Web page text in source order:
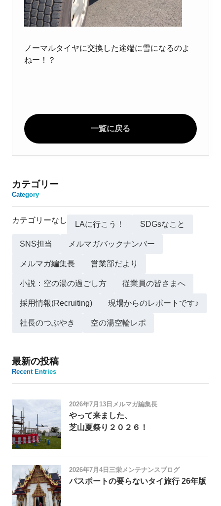
ノーマルタイヤに交換した途端に雪になるのよ
ねー！？
一覧に戻る
カテゴリー
Category
カテゴリーなし LAに行こう！ SDGsなこと
SNS担当 メルマガバックナンバー
メルマガ編集長 営業部だより
小説：空の湯の過ごし方 従業員の皆さまへ
採用情報(Recruiting) 現場からのレポートです♪
社長のつぶやき 空の湯空輪レポ
最新の投稿
Recent Entries
2026年7月13日 メルマガ編集長
やって来ました、
芝山夏祭り２０２６！
2026年7月4日 三栄メンテナンスブログ
パスポートの要らないタイ旅行 26年版